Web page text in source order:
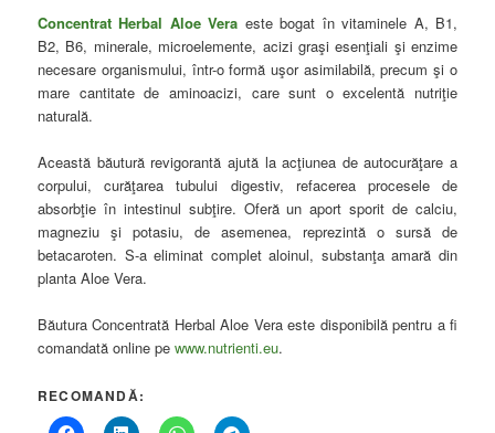
Concentrat Herbal Aloe Vera este bogat în vitaminele A, B1,
B2, B6, minerale, microelemente, acizi graşi esenţiali şi enzime
necesare organismului, într-o formă uşor asimilabilă, precum şi o
mare cantitate de aminoacizi, care sunt o excelentă nutriţie
naturală.
Această băutură revigorantă ajută la acţiunea de autocurăţare a
corpului, curăţarea tubului digestiv, refacerea procesele de
absorbţie în intestinul subţire. Oferă un aport sporit de calciu,
magneziu şi potasiu, de asemenea, reprezintă o sursă de
betacaroten. S-a eliminat complet aloinul, substanţa amară din
planta Aloe Vera.
Băutura Concentrată Herbal Aloe Vera este disponibilă pentru a fi
comandată online pewww.nutrienti.eu.
RECOMANDĂ: